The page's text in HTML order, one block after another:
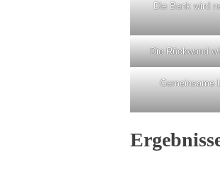
Die Bank wird
Die Rückwand
Gemeinsame